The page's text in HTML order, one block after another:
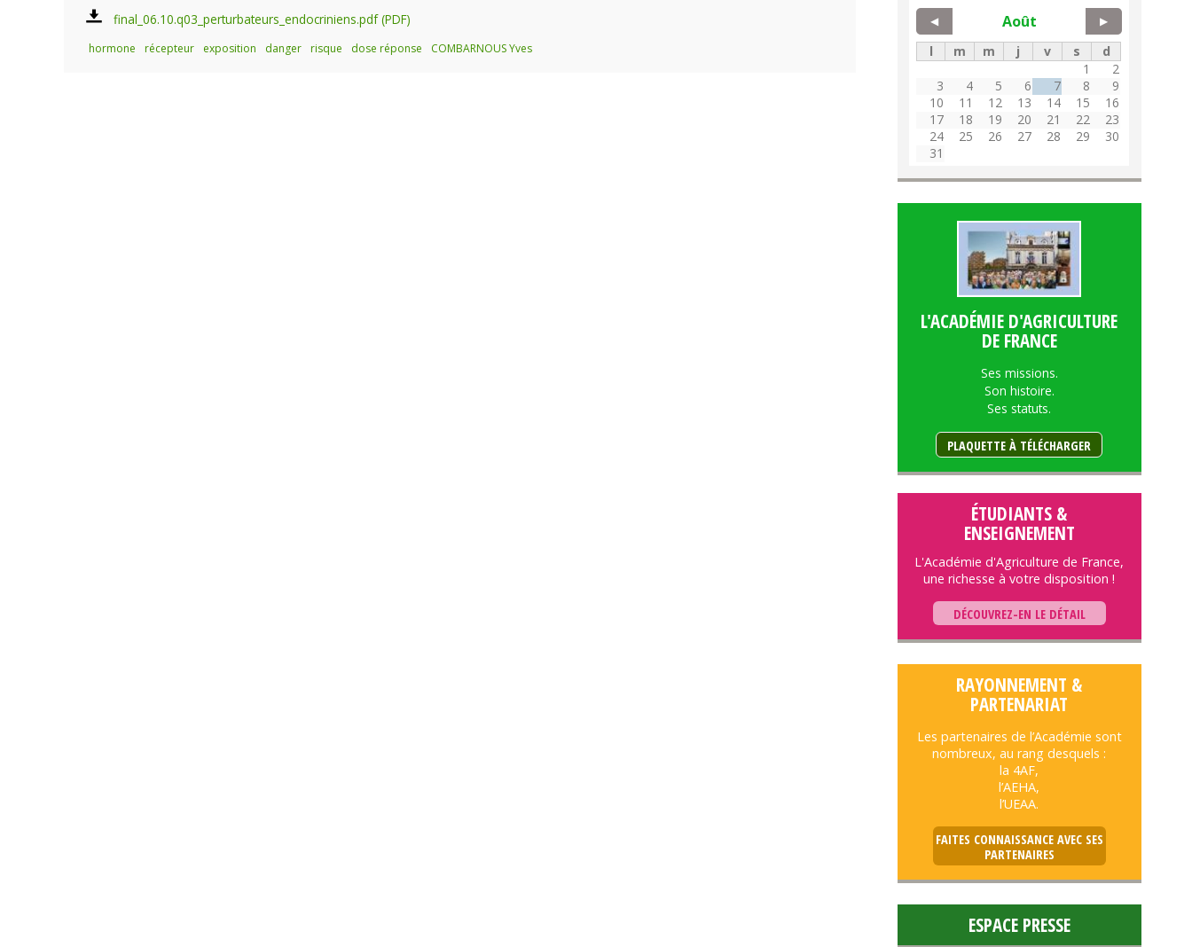
final_06.10.q03_perturbateurs_endocriniens.pdf
hormone récepteur exposition danger risque dose réponse COMBARNOUS Yves
Août
◀ ▶
l m m j v s
d
1
2
3
4 5 6 7 8
9
10
11 12 13 14 15
16
17
18 19 20 21 22
23
24
25 26 27 28 29
30
31
L'ACADÉMIE D'AGRICULTURE
DE FRANCE
Ses missions.
Son histoire.
Ses statuts.
PLAQUETTE À TÉLÉCHARGER
ÉTUDIANTS &
ENSEIGNEMENT
L'Académie d'Agriculture de France,
une richesse à votre disposition !
DÉCOUVREZ-EN LE DÉTAIL
RAYONNEMENT &
PARTENARIAT
Les partenaires de l’Académie sont
nombreux, au rang desquels :
la 4AF,
l’AEHA,
l’UEAA.
FAITES CONNAISSANCE AVEC SES
PARTENAIRES
ESPACE PRESSE